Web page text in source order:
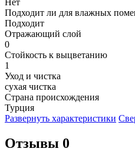
Нет
Подходит ли для влажных
Подходит
Отражающий слой
0
Стойкость к выцветанию
1
Уход и чистка
сухая чистка
Страна происхождения
Турция
Развернуть характеристики
Отзывы 0